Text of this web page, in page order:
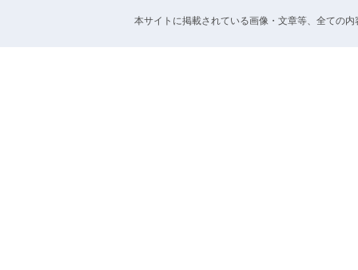
本サイトに掲載されている画像・文章等、全ての